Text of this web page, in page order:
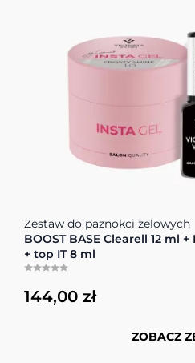
Zestaw do paznokci żelowych
BOOST BASE Clearell 12 ml
+ top IT 8 ml
Cena zależy od opcji
144,00 zł
ZOBACZ